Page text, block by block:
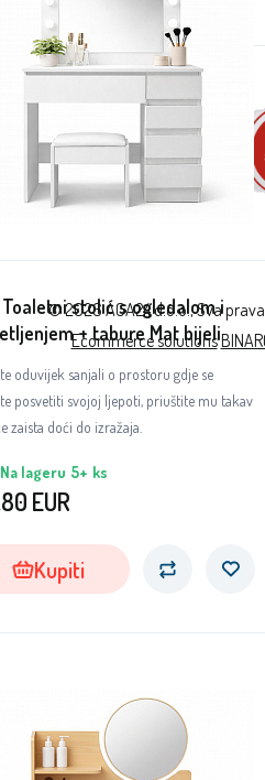
stolić s ogledalom i
+ tabure Mat bijeli
oduvijek sanjali o prostoru gdje se
posvetiti svojoj ljepoti, priuštite mu takav
zaista doći do izražaja.
Na lageru 5+ ks
EUR
Kupiti
© 2026 AGA24 d.o.o., Sva
Ecommerce solutions